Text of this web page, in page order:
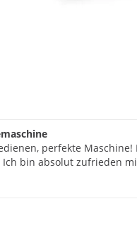
perfekte
Ich bin absolut zufrieden